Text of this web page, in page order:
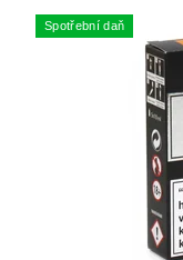
Spotřební daň